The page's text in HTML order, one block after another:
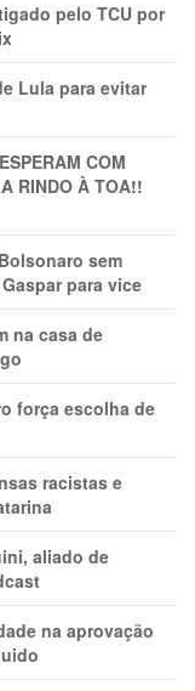
pelo TCU por
Lula para evitar
COM
RINDO À TOA!!
sem
para vice
na casa de
força escolha de
racistas e
aliado de
na aprovação